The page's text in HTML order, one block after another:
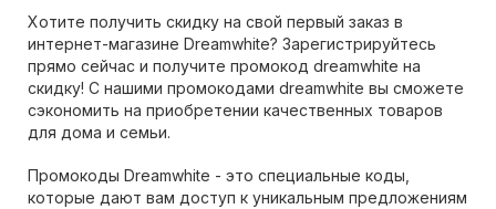
Хотите получить скидку на свой первый заказ в
интернет-магазине Dreamwhite? Зарегистрируйтесь
прямо сейчас и получите промокод dreamwhite на
скидку! С нашими промокодами dreamwhite вы сможете
сэкономить на приобретении качественных товаров
для дома и семьи.
Промокоды Dreamwhite - это специальные коды,
которые дают вам доступ к уникальным предложениям